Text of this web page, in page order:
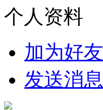
个人资料
加为好友
发送消息